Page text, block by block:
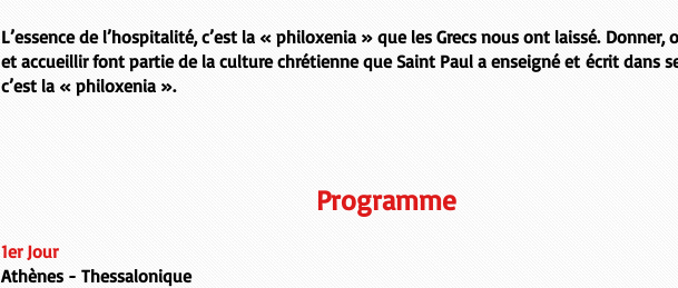
L’essence de l’hospitalité, c’est la « philoxenia » que les Grecs nous ont laissé. Donner,
et accueillir font partie de la culture chrétienne que Saint Paul a enseigné et écrit dans
c’est la « philoxenia ».
Programme
1er Jour
Athènes - Thessalonique